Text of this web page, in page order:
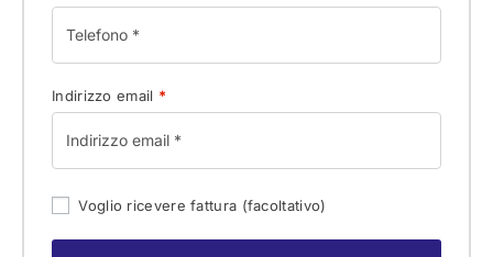
Indirizzo email *
Voglio ricevere fattura (facoltativo)